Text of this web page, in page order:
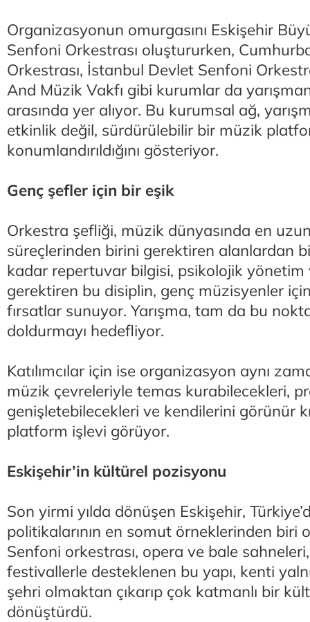
Organizasyonun omurgasını Eskişehir
Senfoni Orkestrası oluştururken,
Orkestrası, İstanbul Devlet Senfoni
And Müzik Vakfı gibi kurumlar da
arasında yer alıyor. Bu kurumsal ağ,
etkinlik değil, sürdürülebilir bir müzik
konumlandırıldığını gösteriyor.
Genç şefler için bir eşik
Orkestra şefliği, müzik dünyasında en
süreçlerinden birini gerektiren alanlardan
kadar repertuvar bilgisi, psikolojik
gerektiren bu disiplin, genç müzisyenler için
fırsatlar sunuyor. Yarışma, tam da bu
doldurmayı hedefliyor.
Katılımcılar için ise organizasyon aynı
müzik çevreleriyle temas kurabilecekleri,
genişletebilecekleri ve kendilerini görünür
platform işlevi görüyor.
Eskişehir’in kültürel pozisyonu
Son yirmi yılda dönüşen Eskişehir,
politikalarının en somut örneklerinden biri
Senfoni orkestrası, opera ve bale
festivallerle desteklenen bu yapı, kenti
şehri olmaktan çıkarıp çok katmanlı bir
dönüştürdü.